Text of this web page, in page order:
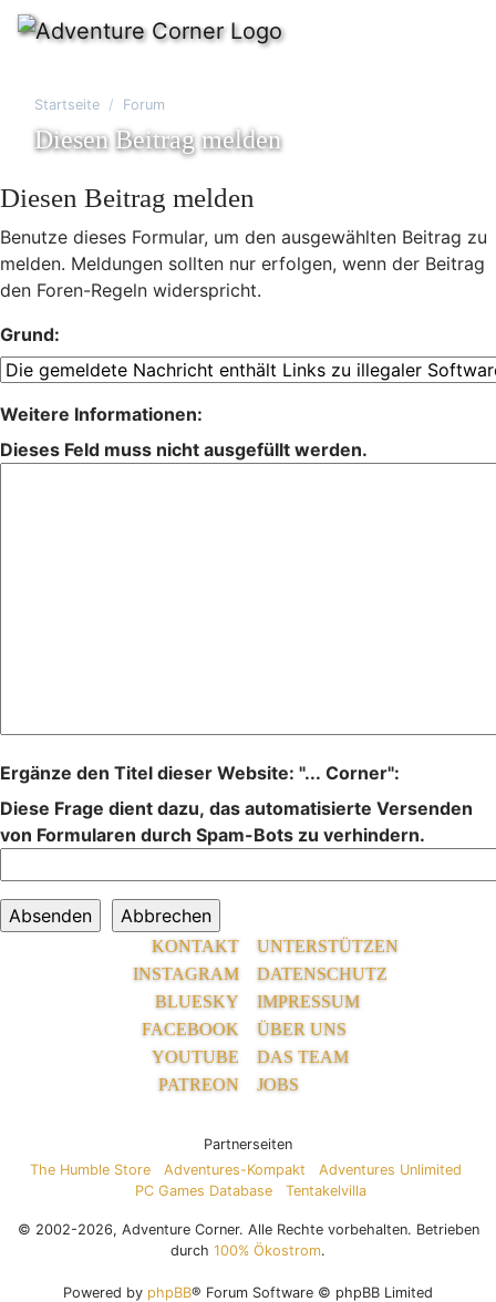
Startseite Forum
Diesen Beitrag melden
Diesen Beitrag melden
Benutze dieses Formular, um den ausgewählten Beitrag zu
melden. Meldungen sollten nur erfolgen, wenn der Beitrag
den Foren-Regeln widerspricht.
Grund:
Weitere Informationen:
Dieses Feld muss nicht ausgefüllt werden.
Ergänze den Titel dieser Website: "... Corner":
Diese Frage dient dazu, das automatisierte Versenden
von Formularen durch Spam-Bots zu verhindern.
KONTAKT
INSTAGRAM
BLUESKY
FACEBOOK
YOUTUBE
PATREON
UNTERSTÜTZEN
DATENSCHUTZ
IMPRESSUM
ÜBER UNS
DAS TEAM
JOBS
Partnerseiten
The Humble Store
Adventures-Kompakt
Adventures Unlimited
PC Games Database
Tentakelvilla
© 2002-2026, Adventure Corner. Alle Rechte vorbehalten. Betrieben
durch 100% Ökostrom.
Powered by phpBB® Forum Software © phpBB Limited